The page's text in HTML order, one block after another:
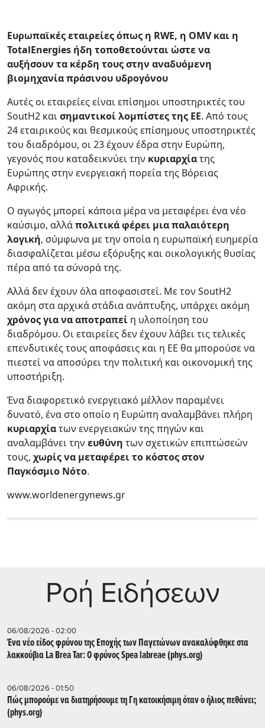
Ευρωπαϊκές εταιρείες όπως η RWE, η OMV και η
TotalEnergies ήδη τοποθετούνται ώστε να
αυξήσουν τα κέρδη τους στην αναδυόμενη
βιομηχανία πράσινου υδρογόνου
Αυτές οι εταιρείες είναι επίσημοι υποστηρικτές του
SoutH2 καισημαντικοί λομπίστες της ΕΕ. Από τους
24 εταιρικούς και θεσμικούς επίσημους υποστηρικτές
του διαδρόμου, οι 23 έχουν έδρα στην Ευρώπη,
γεγονός που καταδεικνύει την κυριαρχίατης
Ευρώπης στην ενεργειακή πορεία της Βόρειας
Αφρικής.
Ο αγωγός μπορεί κάποια μέρα να μεταφέρει ένα νέο
καύσιμο, αλλάπολιτικά φέρει μια παλαιότερη
λογική, σύμφωνα με την οποία η ευρωπαϊκή ευημερία
διασφαλίζεται μέσω εξόρυξης και οικολογικής θυσίας
πέρα από τα σύνορά της.
Αλλά δεν έχουν όλα αποφασιστεί. Με τον SoutH2
ακόμη στα αρχικά στάδια ανάπτυξης, υπάρχει ακόμη
χρόνος για να αποτραπεί η υλοποίηση του
διαδρόμου. Οι εταιρείες δεν έχουν λάβει τις τελικές
επενδυτικές τους αποφάσεις και η ΕΕ θα μπορούσε να
πιεστεί να αποσύρει την πολιτική και οικονομική της
υποστήριξη.
Ένα διαφορετικό ενεργειακό μέλλον παραμένει
δυνατό, ένα στο οποίο η Ευρώπη αναλαμβάνει πλήρη
κυριαρχίατων ενεργειακών της πηγών και
αναλαμβάνει την ευθύνη των σχετικών επιπτώσεών
τους, χωρίς να μεταφέρει το κόστος στον
Παγκόσμιο Νότο.
www.worldenergynews.gr
Ρoή Ειδήσεων
06/08/2026 - 02:00
Ένα νέο είδος φρύνου της Εποχής των Παγετώνων ανακαλύφθηκε στα
λακκούβια La Brea Tar: Ο φρύνος Spea labreae (phys.org)
06/08/2026 - 01:50
Πώς μπορούμε να διατηρήσουμε τη Γη κατοικήσιμη όταν ο ήλιος πεθάνει;
(phys.org)